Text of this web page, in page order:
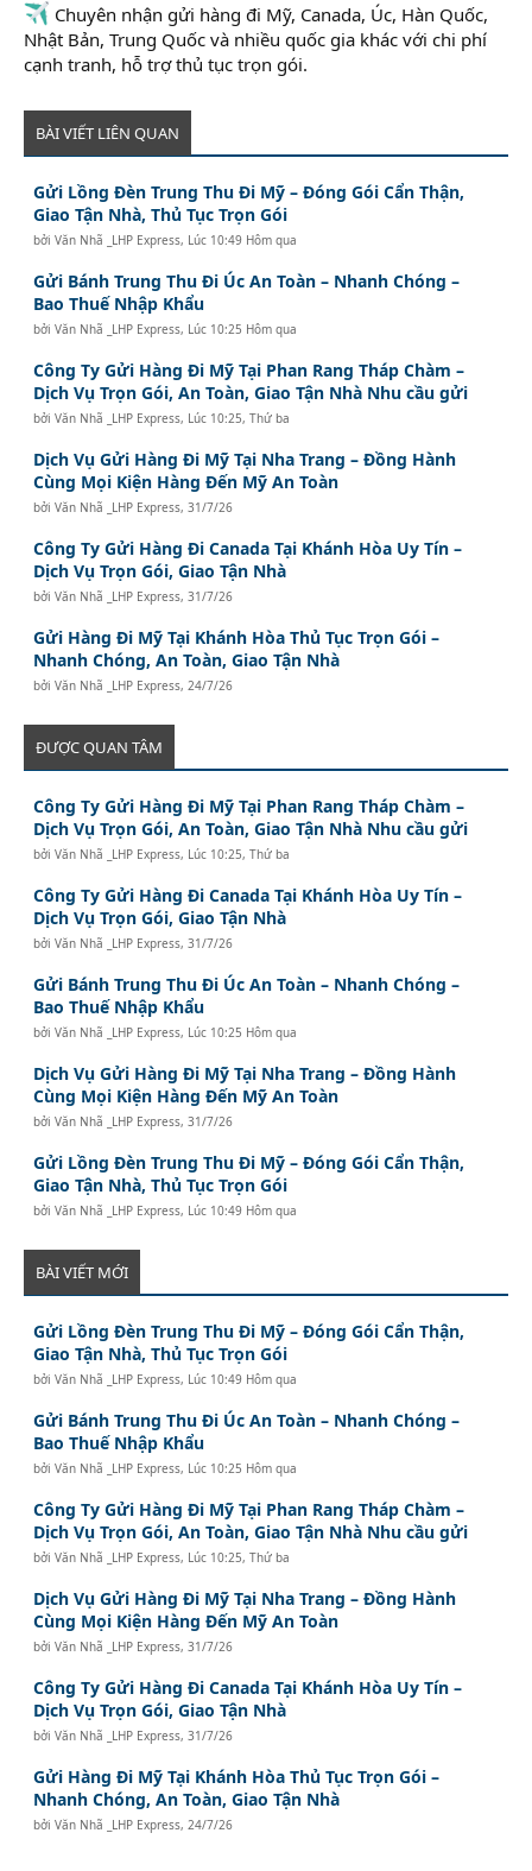
Chuyên nhận gửi hàng đi Mỹ, Canada, Úc, Hàn Quốc,
Nhật Bản, Trung Quốc và nhiều quốc gia khác với chi phí
cạnh tranh, hỗ trợ thủ tục trọn gói.
BÀI VIẾT LIÊN QUAN
Gửi Lồng Đèn Trung Thu Đi Mỹ – Đóng Gói Cẩn Thận,
Giao Tận Nhà, Thủ Tục Trọn Gói
bởiVăn Nhã _LHP Express, Lúc 10:49 Hôm qua
Gửi Bánh Trung Thu Đi Úc An Toàn – Nhanh Chóng –
Bao Thuế Nhập Khẩu
bởiVăn Nhã _LHP Express, Lúc 10:25 Hôm qua
Công Ty Gửi Hàng Đi Mỹ Tại Phan Rang Tháp Chàm –
Dịch Vụ Trọn Gói, An Toàn, Giao Tận Nhà Nhu cầu gửi
bởiVăn Nhã _LHP Express, Lúc 10:25, Thứ ba
Dịch Vụ Gửi Hàng Đi Mỹ Tại Nha Trang – Đồng Hành
Cùng Mọi Kiện Hàng Đến Mỹ An Toàn
bởiVăn Nhã _LHP Express,31/7/26
Công Ty Gửi Hàng Đi Canada Tại Khánh Hòa Uy Tín –
Dịch Vụ Trọn Gói, Giao Tận Nhà
bởiVăn Nhã _LHP Express,31/7/26
Gửi Hàng Đi Mỹ Tại Khánh Hòa Thủ Tục Trọn Gói –
Nhanh Chóng, An Toàn, Giao Tận Nhà
bởiVăn Nhã _LHP Express, 24/7/26
ĐƯỢC QUAN TÂM
Công Ty Gửi Hàng Đi Mỹ Tại Phan Rang Tháp Chàm –
Dịch Vụ Trọn Gói, An Toàn, Giao Tận Nhà Nhu cầu gửi
bởiVăn Nhã _LHP Express, Lúc 10:25, Thứ ba
Công Ty Gửi Hàng Đi Canada Tại Khánh Hòa Uy Tín –
Dịch Vụ Trọn Gói, Giao Tận Nhà
bởiVăn Nhã _LHP Express,31/7/26
Gửi Bánh Trung Thu Đi Úc An Toàn – Nhanh Chóng –
Bao Thuế Nhập Khẩu
bởiVăn Nhã _LHP Express, Lúc 10:25 Hôm qua
Dịch Vụ Gửi Hàng Đi Mỹ Tại Nha Trang – Đồng Hành
Cùng Mọi Kiện Hàng Đến Mỹ An Toàn
bởiVăn Nhã _LHP Express,31/7/26
Gửi Lồng Đèn Trung Thu Đi Mỹ – Đóng Gói Cẩn Thận,
Giao Tận Nhà, Thủ Tục Trọn Gói
bởiVăn Nhã _LHP Express, Lúc 10:49 Hôm qua
BÀI VIẾT MỚI
Gửi Lồng Đèn Trung Thu Đi Mỹ – Đóng Gói Cẩn Thận,
Giao Tận Nhà, Thủ Tục Trọn Gói
bởiVăn Nhã _LHP Express, Lúc 10:49 Hôm qua
Gửi Bánh Trung Thu Đi Úc An Toàn – Nhanh Chóng –
Bao Thuế Nhập Khẩu
bởiVăn Nhã _LHP Express, Lúc 10:25 Hôm qua
Công Ty Gửi Hàng Đi Mỹ Tại Phan Rang Tháp Chàm –
Dịch Vụ Trọn Gói, An Toàn, Giao Tận Nhà Nhu cầu gửi
bởiVăn Nhã _LHP Express, Lúc 10:25, Thứ ba
Dịch Vụ Gửi Hàng Đi Mỹ Tại Nha Trang – Đồng Hành
Cùng Mọi Kiện Hàng Đến Mỹ An Toàn
bởiVăn Nhã _LHP Express,31/7/26
Công Ty Gửi Hàng Đi Canada Tại Khánh Hòa Uy Tín –
Dịch Vụ Trọn Gói, Giao Tận Nhà
bởiVăn Nhã _LHP Express,31/7/26
Gửi Hàng Đi Mỹ Tại Khánh Hòa Thủ Tục Trọn Gói –
Nhanh Chóng, An Toàn, Giao Tận Nhà
bởiVăn Nhã _LHP Express, 24/7/26